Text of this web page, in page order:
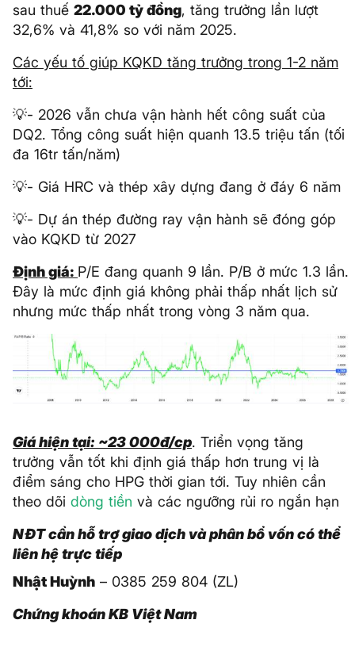
sau thuế 22.000 tỷ đồng, tăng trưởng lần lượt
32,6% và 41,8% so với năm 2025.
Các yếu tố giúp KQKD tăng trưởng trong 1-2 năm
tới:
💡- 2026 vẫn chưa vận hành hết công suất của
DQ2. Tổng công suất hiện quanh 13.5 triệu tấn (tối
đa 16tr tấn/năm)
💡- Giá HRC và thép xây dựng đang ở đáy 6 năm
💡- Dự án thép đường ray vận hành sẽ đóng góp
vào KQKD từ 2027
Định giá: P/E đang quanh 9 lần. P/B ở mức 1.3 lần.
Đây là mức định giá không phải thấp nhất lịch sử
nhưng mức thấp nhất trong vòng 3 năm qua.
Giá hiện tại: ~23 000đ/cp. Triển vọng tăng
trưởng vẫn tốt khi định giá thấp hơn trung vị là
điểm sáng cho HPG thời gian tới. Tuy nhiên cần
theo dõi dòng tiền và các ngưỡng rủi ro ngắn hạn
NĐT cần hỗ trợ giao dịch và phân bổ vốn có thể
liên hệ trực tiếp
Nhật Huỳnh – 0385 259 804 (ZL)
Chứng khoán KB Việt Nam